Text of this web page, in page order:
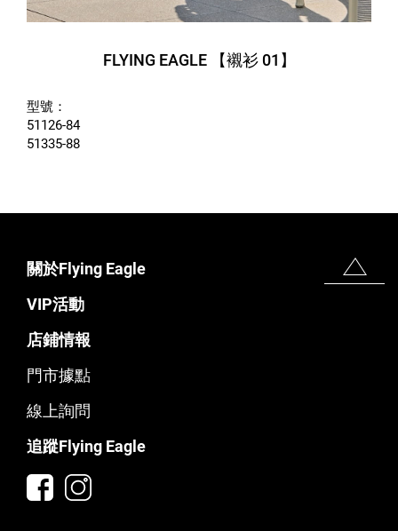
FLYING EAGLE 【襯衫 01】
型號：
51126-84
51335-88
關於Flying Eagle
VIP活動
店鋪情報
門市據點
線上詢問
追蹤Flying Eagle